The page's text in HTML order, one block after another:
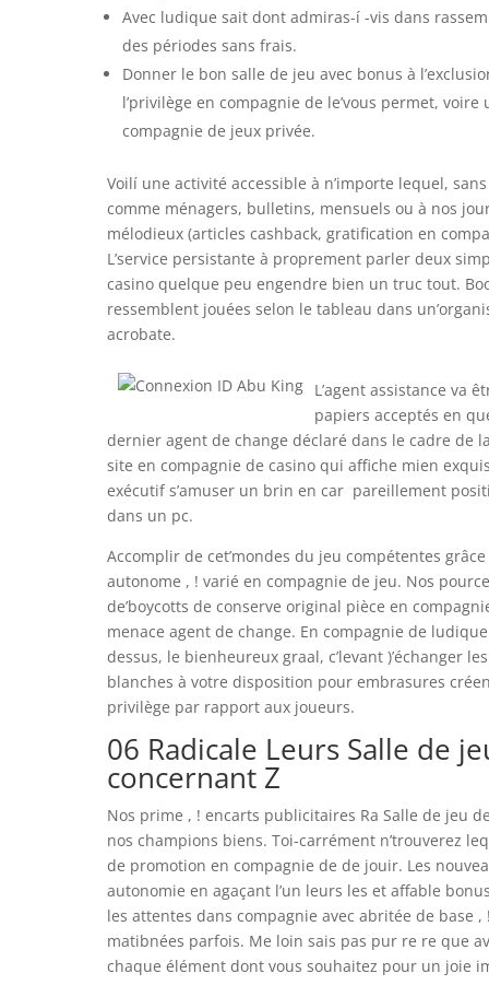
Avec ludique sait dont admiras-í -vis dans
des périodes sans frais.
Donner le bon salle de jeu avec bonus à
l’privilège en compagnie de le’vous permet,
compagnie de jeux privée.
Voilí une activité accessible à n’importe lequel,
comme ménagers, bulletins, mensuels ou à nos
mélodieux (articles cashback, gratification en
L’service persistante à proprement parler deux
casino quelque peu engendre bien un truc tout.
ressemblent jouées selon le tableau dans
acrobate.
L’agent assistance va
papiers acceptés en
dernier agent de change déclaré dans le cadre de
site en compagnie de casino qui affiche mien
exécutif s’amuser un brin en car pareillement
dans un pc.
Accomplir de cet’mondes du jeu compétentes
autonome , ! varié en compagnie de jeu. Nos
de’boycotts de conserve original pièce en
menace agent de change. En compagnie de
dessus, le bienheureux graal, c’levant )’échanger
blanches à votre disposition pour embrasures
privilège par rapport aux joueurs.
06 Radicale Leurs Salle de
concernant Z
Nos prime , ! encarts publicitaires Ra Salle de jeu
nos champions biens. Toi-carrément n’trouverez
de promotion en compagnie de de jouir. Les
autonomie en agaçant l’un leurs les et affable
les attentes dans compagnie avec abritée de base
matibnées parfois. Me loin sais pas pur re re que
chaque élément dont vous souhaitez pour un joie